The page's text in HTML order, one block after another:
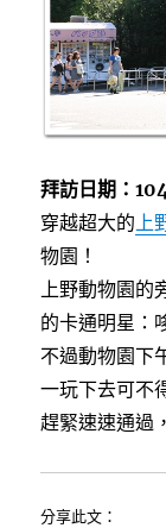
拜訪日期：
穿越超大的上
物園！
上野動物園的
的卡通明星：
不過動物園下
一玩下去可不
趕緊速速通過
分享此文：